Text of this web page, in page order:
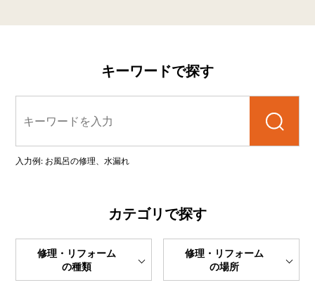
キーワードで探す
入力例: お風呂の修理、水漏れ
カテゴリで探す
修理・リフォーム
の種類
修理・リフォーム
の場所